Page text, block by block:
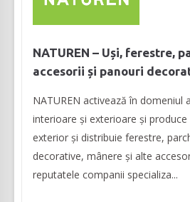
NATUREN – Uși, ferestre,
accesorii și panouri
NATUREN activează în domeniul
interioare şi exterioare şi
exterior și distribuie ferestre,
decorative, mânere și alte
reputatele companii specializa...